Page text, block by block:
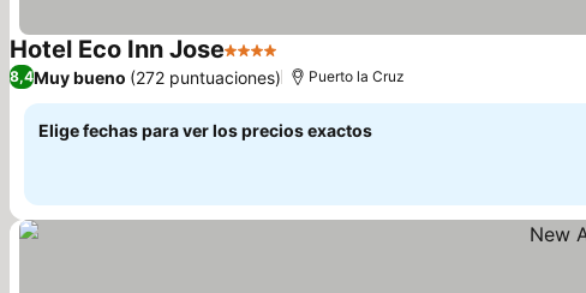
Hotel Eco Inn Jose4 Estrellas
8,4Muy bueno (272 puntuaciones) Puerto la Cruz
Elige fechas para ver los precios exactos